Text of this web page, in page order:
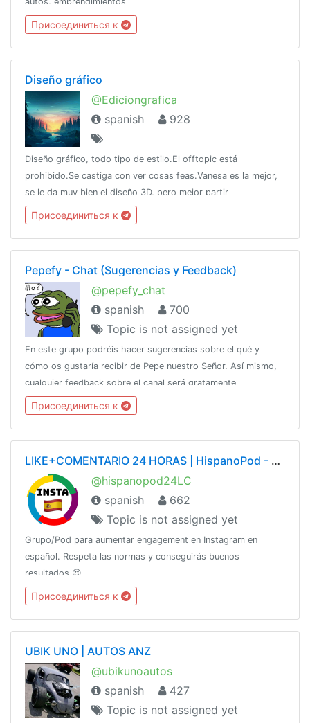
Присоединиться к
Diseño gráfico
@Ediciongrafica
spanish
928
Diseño gráfico, todo tipo de estilo.El offtopic está
prohibido.Se castiga con ver cosas feas.Vanesa es la mejor,
se le da muy bien el diseño 3D, pero mejor partir
piernas.https://discord.gg/jvz3r2bhttps://telegra.ph/Reto-
para-suciDelMes-02-08
Присоединиться к
Pepefy - Chat (Sugerencias y Feedback)
@pepefy_chat
spanish
700
Topic is not assigned yet
En este grupo podréis hacer sugerencias sobre el qué y
cómo os gustaría recibir de Pepe nuestro Señor. Así mismo,
cualquier feedback sobre el canal será gratamente
bienvenido.https://t.me/pepefy
Присоединиться к
LIKE+COMENTARIO 24 HORAS | HispanoPod - LCx24h - Instagram Pod en Español
@hispanopod24LC
spanish
662
Topic is not assigned yet
Grupo/Pod para aumentar engagement en Instagram en
español. Respeta las normas y conseguirás buenos
resultados 😍
Присоединиться к
UBIK UNO | AUTOS ANZ
@ubikunoautos
spanish
427
Topic is not assigned yet